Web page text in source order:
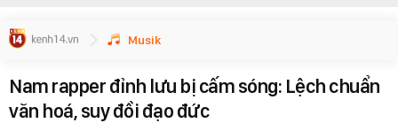
Musik
Nam rapper đỉnh lưu bị cấm sóng: Lệch chuẩn
văn hoá, suy đồi đạo đức